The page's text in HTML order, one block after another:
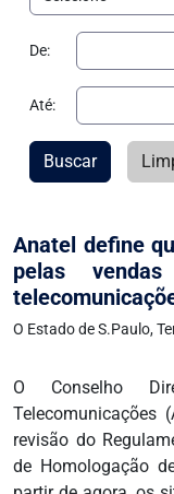
Anatel define
pelas
O Estado de S.Paulo,
O Conselho
Telecomunicações
revisão do
de Homologação
De:
Até:
Buscar